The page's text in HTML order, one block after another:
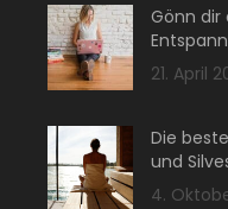
Gönn dir
21. April
Die
und
4.